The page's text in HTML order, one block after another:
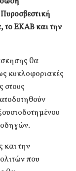
το ΕΚΑΒ και την
θα
κυκλοφοριακές
στους
και την
που